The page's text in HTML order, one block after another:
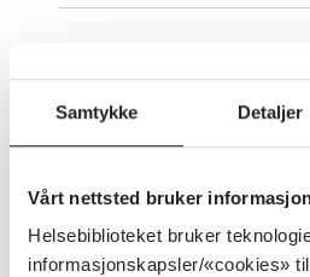
Samtykke Detaljer
Vårt nettsted bruker
Helsebiblioteket bruker
informasjonskapsler/«cookies»